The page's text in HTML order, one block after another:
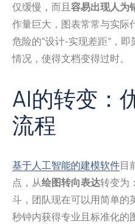
仅缓慢，而且 容易出现人为
作量巨大，图表常常与实际
危险的“设计-实现差距”，
情况，使得文档变得过时。
AI的转变：
流程
基于人工智能的建模软件目
点，从绘图转向表达转变为
斗，团队现在可以用简单的
秒钟内获得专业且标准化的